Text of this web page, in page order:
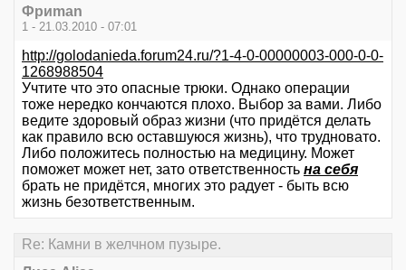
Фриman
1 - 21.03.2010 - 07:01
http://golodanieda.forum24.ru/?1-4-0-00000003-000-0-0-
1268988504
Учтите что это опасные трюки. Однако операции
тоже нередко кончаются плохо. Выбор за вами. Либо
ведите здоровый образ жизни (что придётся делать
как правило всю оставшуюся жизнь), что трудновато.
Либо положитесь полностью на медицину. Может
поможет может нет, зато ответственность на себя
брать не придётся, многих это радует - быть всю
жизнь безответственным.
Re: Камни в желчном пузыре.